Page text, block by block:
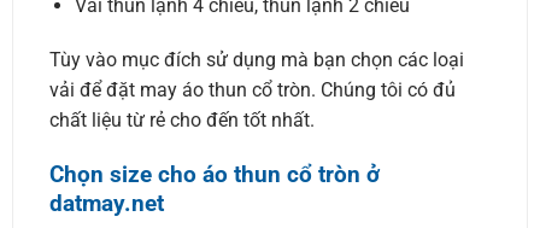
Vải thun lạnh 4 chiều, thun lạnh 2 chiều
Tùy vào mục đích sử dụng mà bạn chọn các loại
vải để đặt may áo thun cổ tròn. Chúng tôi có đủ
chất liệu từ rẻ cho đến tốt nhất.
Chọn size cho áo thun cổ tròn ở
datmay.net